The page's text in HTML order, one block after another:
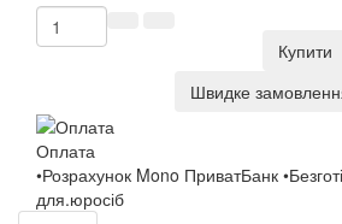
Купити
Швидке
Оплата
•Розрахунок Mono ПриватБанк
для.юросіб